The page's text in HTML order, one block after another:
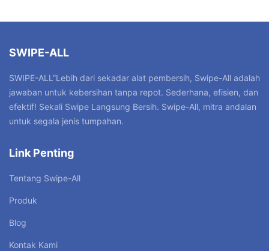
SWIPE-ALL
SWIPE-ALL”Lebih dari sekadar alat pembersih, Swipe-All adalah
jawaban untuk kebersihan tanpa repot. Sederhana, efisien, dan
efektif! Sekali Swipe Langsung Bersih. Swipe-All, mitra andalan
untuk segala jenis tumpahan.
Link Penting
Tentang Swipe-All
Produk
Blog
Kontak Kami